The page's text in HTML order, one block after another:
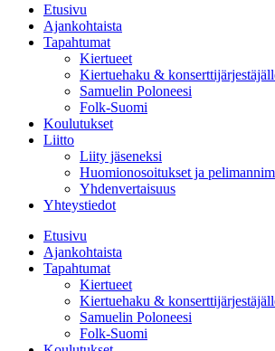
Etusivu
Ajankohtaista
Tapahtumat
Kiertueet
Kiertuehaku &
Samuelin Poloneesi
Folk-Suomi
Koulutukset
Liitto
Liity jäseneksi
Huomionosoitukset ja
Yhdenvertaisuus
Yhteystiedot
Etusivu
Ajankohtaista
Tapahtumat
Kiertueet
Kiertuehaku &
Samuelin Poloneesi
Folk-Suomi